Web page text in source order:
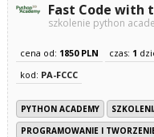
Fast Code with
szkolenie python
cena od: 1850 PLN czas: 1
kod: PA-FCCC
PYTHON ACADEMY
PROGRAMOWANIE I